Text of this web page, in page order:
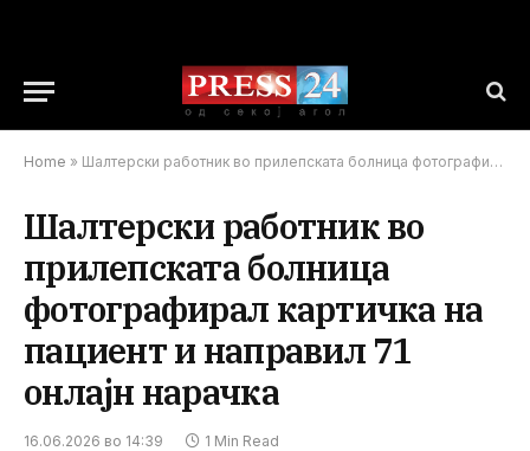
Home » Шалтерски работник во прилепската болница фотографирал картичка на пациент и направил 71 онлајн нарачка
Шалтерски работник во
прилепската болница
фотографирал картичка на
пациент и направил 71
онлајн нарачка
16.06.2026 во 14:39 1 Min Read